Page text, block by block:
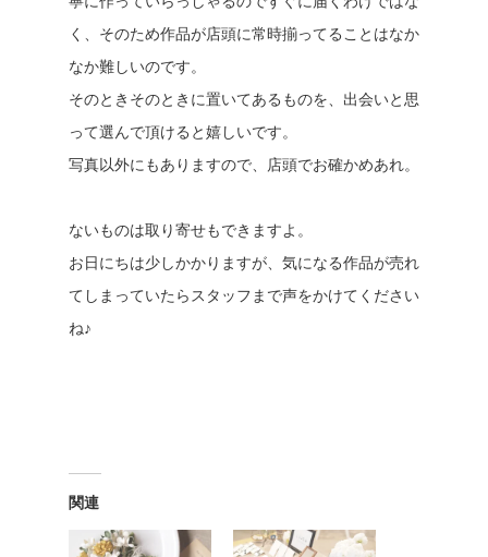
く、そのため作品が店頭に常時揃ってることはなか
なか難しいのです。
そのときそのときに置いてあるものを、出会いと思
って選んで頂けると嬉しいです。
写真以外にもありますので、店頭でお確かめあれ。
ないものは取り寄せもできますよ。
お日にちは少しかかりますが、気になる作品が売れ
てしまっていたらスタッフまで声をかけてください
ね♪
関連